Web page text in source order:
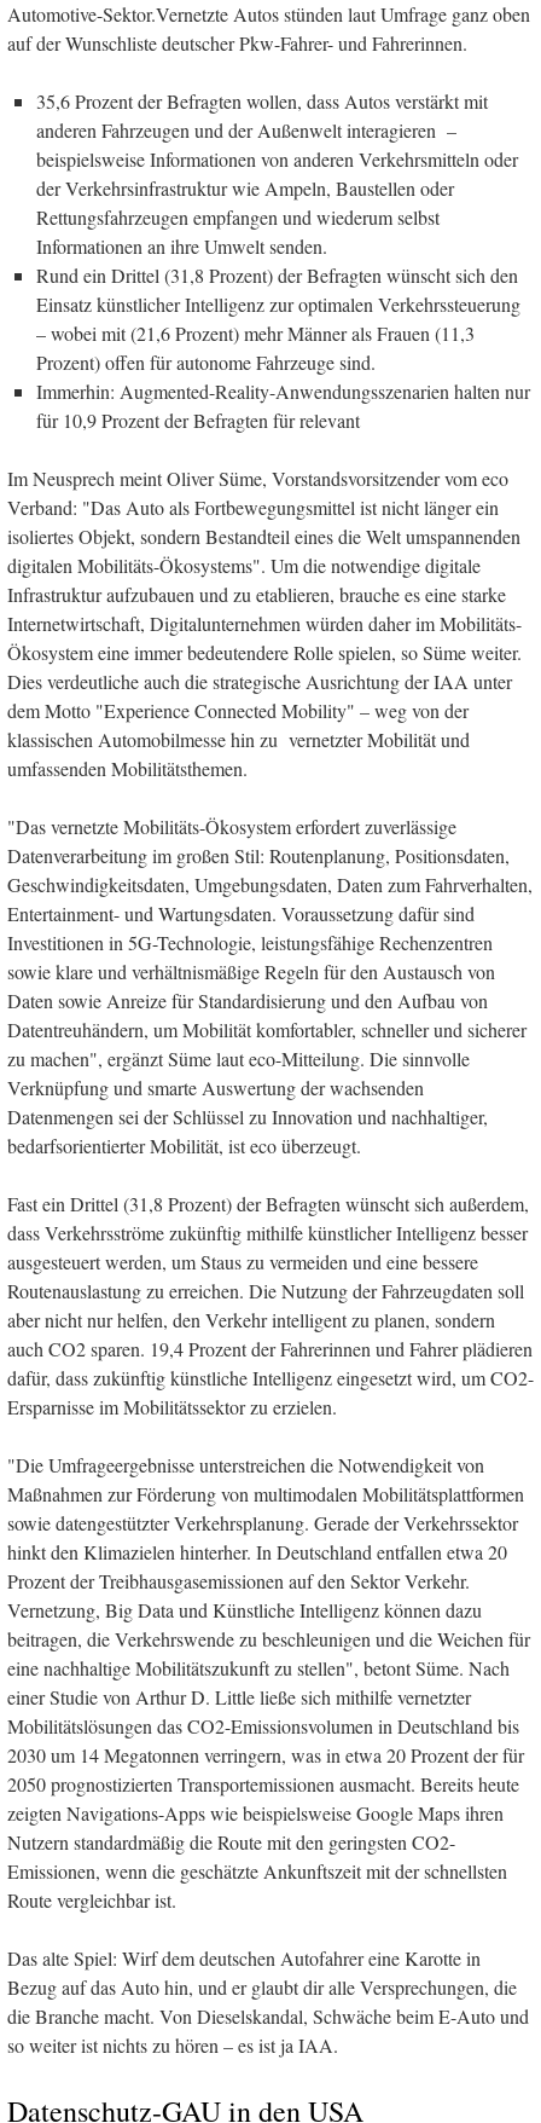
Automotive-Sektor.Vernetzte Autos stünden laut Umfrage ganz oben
auf der Wunschliste deutscher Pkw-Fahrer- und Fahrerinnen.
35,6 Prozent der Befragten wollen, dass Autos verstärkt mit
anderen Fahrzeugen und der Außenwelt interagieren –
beispielsweise Informationen von anderen Verkehrsmitteln oder
der Verkehrsinfrastruktur wie Ampeln, Baustellen oder
Rettungsfahrzeugen empfangen und wiederum selbst
Informationen an ihre Umwelt senden.
Rund ein Drittel (31,8 Prozent) der Befragten wünscht sich den
Einsatz künstlicher Intelligenz zur optimalen Verkehrssteuerung
– wobei mit (21,6 Prozent) mehr Männer als Frauen (11,3
Prozent) offen für autonome Fahrzeuge sind.
Immerhin: Augmented-Reality-Anwendungsszenarien halten nur
für 10,9 Prozent der Befragten für relevant
Im Neusprech meint Oliver Süme, Vorstandsvorsitzender vom eco
Verband: "Das Auto als Fortbewegungsmittel ist nicht länger ein
isoliertes Objekt, sondern Bestandteil eines die Welt umspannenden
digitalen Mobilitäts-Ökosystems". Um die notwendige digitale
Infrastruktur aufzubauen und zu etablieren, brauche es eine starke
Internetwirtschaft, Digitalunternehmen würden daher im Mobilitäts-
Ökosystem eine immer bedeutendere Rolle spielen, so Süme weiter.
Dies verdeutliche auch die strategische Ausrichtung der IAA unter
dem Motto "Experience Connected Mobility" – weg von der
klassischen Automobilmesse hin zu vernetzter Mobilität und
umfassenden Mobilitätsthemen.
"Das vernetzte Mobilitäts-Ökosystem erfordert zuverlässige
Datenverarbeitung im großen Stil: Routenplanung, Positionsdaten,
Geschwindigkeitsdaten, Umgebungsdaten, Daten zum Fahrverhalten,
Entertainment- und Wartungsdaten. Voraussetzung dafür sind
Investitionen in 5G-Technologie, leistungsfähige Rechenzentren
sowie klare und verhältnismäßige Regeln für den Austausch von
Daten sowie Anreize für Standardisierung und den Aufbau von
Datentreuhändern, um Mobilität komfortabler, schneller und sicherer
zu machen", ergänzt Süme laut eco-Mitteilung. Die sinnvolle
Verknüpfung und smarte Auswertung der wachsenden
Datenmengen sei der Schlüssel zu Innovation und nachhaltiger,
bedarfsorientierter Mobilität, ist eco überzeugt.
Fast ein Drittel (31,8 Prozent) der Befragten wünscht sich außerdem,
dass Verkehrsströme zukünftig mithilfe künstlicher Intelligenz besser
ausgesteuert werden, um Staus zu vermeiden und eine bessere
Routenauslastung zu erreichen. Die Nutzung der Fahrzeugdaten soll
aber nicht nur helfen, den Verkehr intelligent zu planen, sondern
auch CO2 sparen. 19,4 Prozent der Fahrerinnen und Fahrer plädieren
dafür, dass zukünftig künstliche Intelligenz eingesetzt wird, um CO2-
Ersparnisse im Mobilitätssektor zu erzielen.
"Die Umfrageergebnisse unterstreichen die Notwendigkeit von
Maßnahmen zur Förderung von multimodalen Mobilitätsplattformen
sowie datengestützter Verkehrsplanung. Gerade der Verkehrssektor
hinkt den Klimazielen hinterher. In Deutschland entfallen etwa 20
Prozent der Treibhausgasemissionen auf den Sektor Verkehr.
Vernetzung, Big Data und Künstliche Intelligenz können dazu
beitragen, die Verkehrswende zu beschleunigen und die Weichen für
eine nachhaltige Mobilitätszukunft zu stellen", betont Süme. Nach
einer Studie von Arthur D. Little ließe sich mithilfe vernetzter
Mobilitätslösungen das CO2-Emissionsvolumen in Deutschland bis
2030 um 14 Megatonnen verringern, was in etwa 20 Prozent der für
2050 prognostizierten Transportemissionen ausmacht. Bereits heute
zeigten Navigations-Apps wie beispielsweise Google Maps ihren
Nutzern standardmäßig die Route mit den geringsten CO2-
Emissionen, wenn die geschätzte Ankunftszeit mit der schnellsten
Route vergleichbar ist.
Das alte Spiel: Wirf dem deutschen Autofahrer eine Karotte in
Bezug auf das Auto hin, und er glaubt dir alle Versprechungen, die
die Branche macht. Von Dieselskandal, Schwäche beim E-Auto und
so weiter ist nichts zu hören – es ist ja IAA.
Datenschutz-GAU in den USA